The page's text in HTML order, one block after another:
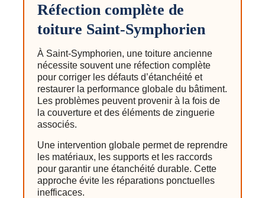
Réfection complète de
toiture Saint-Symphorien
À Saint-Symphorien, une toiture ancienne
nécessite souvent une réfection complète
pour corriger les défauts d’étanchéité et
restaurer la performance globale du bâtiment.
Les problèmes peuvent provenir à la fois de
la couverture et des éléments de zinguerie
associés.
Une intervention globale permet de reprendre
les matériaux, les supports et les raccords
pour garantir une étanchéité durable. Cette
approche évite les réparations ponctuelles
inefficaces.